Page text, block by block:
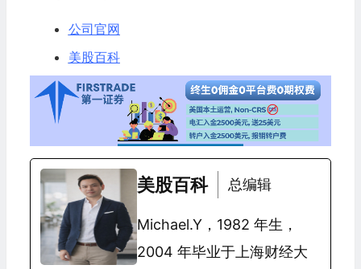
公司官网
美股百科
美股百科 总编辑
Michael.Y，1982 年生，
2004 年毕业于上海财经大